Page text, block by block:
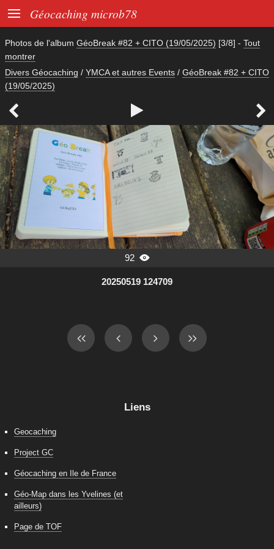
 Géocaching microb78
Photos de l'album GéoBreak #82 + CITO (19/05/2025) [3/8] - Tout
montrer
Divers Géocaching / YMCA et autres Events / GéoBreak #82 + CITO
(19/05/2025)
  
92 
20250519 124709
Liens
Geocaching
Project GC
Géocaching en Ile de France
Géo-Map dans les Yvelines (et
ailleurs)
Page de TOF